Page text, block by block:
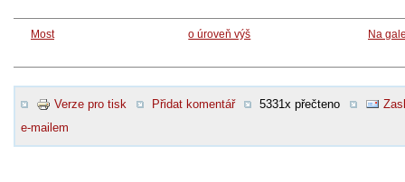
Most o úroveň výš Na
Verze pro tisk Přidat komentář 5331x přečteno
e-mailem